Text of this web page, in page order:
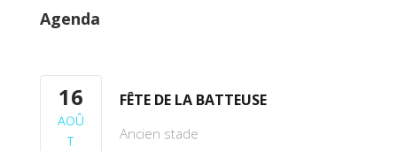
Agenda
16
AOÛ
T
FÊTE DE LA BATTEUSE
Ancien stade